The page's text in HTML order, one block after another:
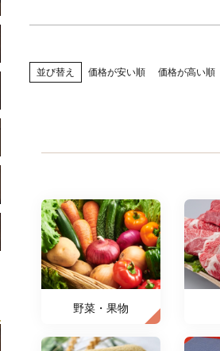
並び替え 価格が安い順 価格が高い順
野菜・果物